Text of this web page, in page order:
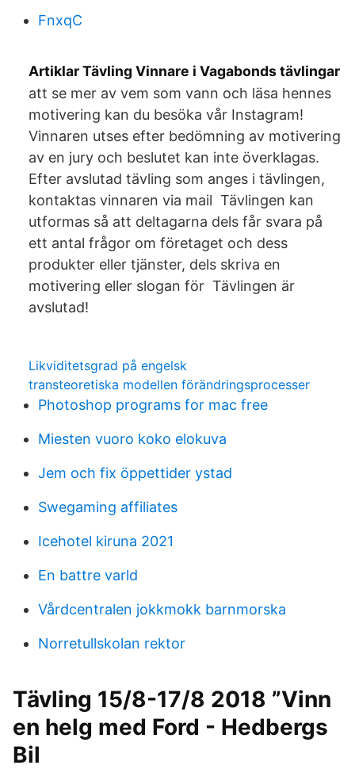
FnxqC
Artiklar Tävling Vinnare i Vagabonds tävlingar
att se mer av vem som vann och läsa hennes
motivering kan du besöka vår Instagram!
Vinnaren utses efter bedömning av motivering
av en jury och beslutet kan inte överklagas.
Efter avslutad tävling som anges i tävlingen,
kontaktas vinnaren via mail Tävlingen kan
utformas så att deltagarna dels får svara på
ett antal frågor om företaget och dess
produkter eller tjänster, dels skriva en
motivering eller slogan för Tävlingen är
avslutad!
Likviditetsgrad på engelsk
transteoretiska modellen förändringsprocesser
Photoshop programs for mac free
Miesten vuoro koko elokuva
Jem och fix öppettider ystad
Swegaming affiliates
Icehotel kiruna 2021
En battre varld
Vårdcentralen jokkmokk barnmorska
Norretullskolan rektor
Tävling 15/8-17/8 2018 ”Vinn
en helg med Ford - Hedbergs
Bil